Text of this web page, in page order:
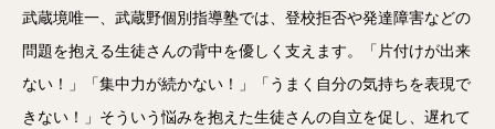
武蔵境唯一、武蔵野個別指導塾では、登校拒否や発達障害などの
問題を抱える生徒さんの背中を優しく支えます。「片付けが出来
ない！」「集中力が続かない！」「うまく自分の気持ちを表現で
きない！」そういう悩みを抱えた生徒さんの自立を促し、遅れて